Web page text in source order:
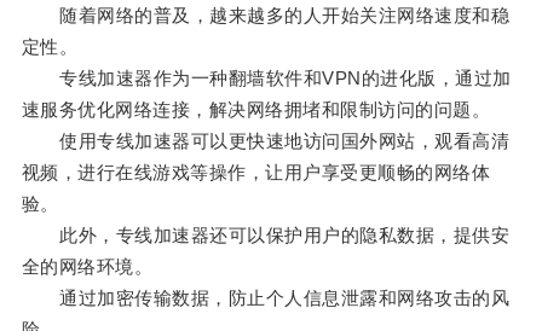
随着网络的普及，越来越多的人开始关注网络速度和稳
定性。
专线加速器作为一种翻墙软件和VPN的进化版，通过加
速服务优化网络连接，解决网络拥堵和限制访问的问题。
使用专线加速器可以更快速地访问国外网站，观看高清
视频，进行在线游戏等操作，让用户享受更顺畅的网络体
验。
此外，专线加速器还可以保护用户的隐私数据，提供安
全的网络环境。
通过加密传输数据，防止个人信息泄露和网络攻击的风